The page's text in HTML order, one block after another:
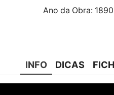
Ano da Obra: 1890
INFO DICAS